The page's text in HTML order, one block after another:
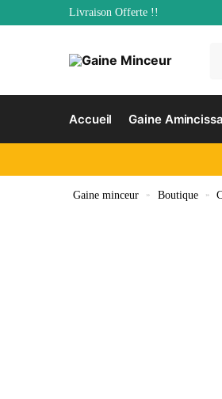
Livraison Offerte !!
Accueil Gaine
Gaine minceur » Boutique »